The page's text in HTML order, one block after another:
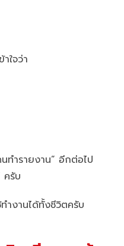
ใจว่า
นทำรายงาน” อีกต่อไป
ครับ
ำงานได้ทั้งชีวิตครับ